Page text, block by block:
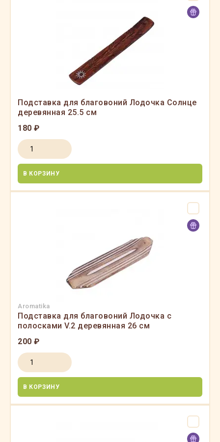
Подставка для благовоний Лодочка Солнце
деревянная 25.5 см
180 ₽
В КОРЗИНУ
Aromatika
Подставка для благовоний Лодочка с
полосками V.2 деревянная 26 см
200 ₽
В КОРЗИНУ